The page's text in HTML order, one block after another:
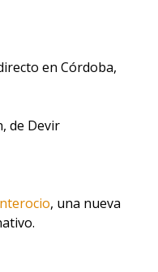
en Córdoba,
de Devir
, una nueva